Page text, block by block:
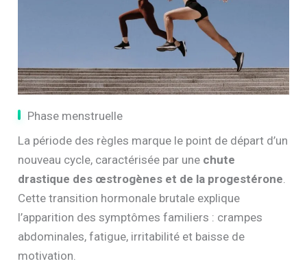
Phase menstruelle
La période des règles marque le point de départ d’un
nouveau cycle, caractérisée par une chute
drastique des œstrogènes et de la progestérone.
Cette transition hormonale brutale explique
l’apparition des symptômes familiers : crampes
abdominales, fatigue, irritabilité et baisse de
motivation.